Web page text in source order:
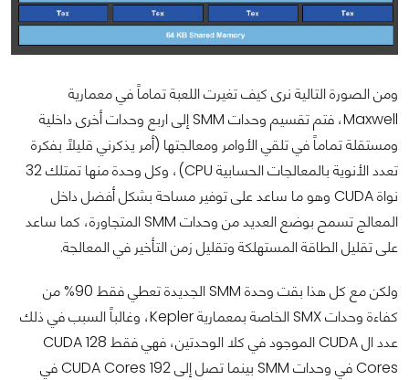
ومن الصورة التالية نرى كيف تغيرت اللعبة تماماً في معمارية
Maxwell، فتم تقسيم وحدات SMM إلى اربع وحدات أخرى داخلية
ومستقلة تماماً في تلقي الأوامر ومعالجتها (أمر يذكرني قليلاً بفكرة
تعدد الأنوية بالمعالجات الحسابية CPU)، وكل وحدة منها تمتلك 32
نواة CUDA وهو ما ساعد على توفير مساحة بشكل أفضل داخل
المعالج تسمح بوضع العديد من وحدات SMM المتجاورة، كما ساعد
على تقليل الطاقة المستهلكة وتقليل زمن التأخير في المعالجة.
ولكن مع كل هذا بقت وحدة SMM الجديدة تعطي فقط 90% من
كفاءة وحدات SMX الخاصة بمعمارية Kepler، وغالباً السبب في ذلك
عدد ال CUDA الموجود في كلا الوحدتين، فهي فقط 128 CUDA
Cores في وحدات SMM بينما تصل إلى 192 CUDA Cores في